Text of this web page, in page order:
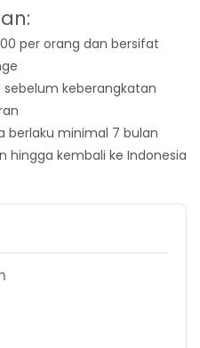
per orang dan bersifat
keberangkatan
berlaku minimal 7 bulan
hingga kembali ke Indonesia